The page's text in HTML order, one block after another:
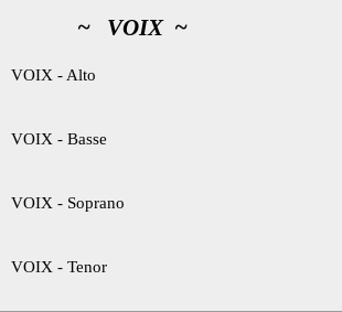
~ VOIX ~
VOIX - Alto
VOIX - Basse
VOIX - Soprano
VOIX - Tenor